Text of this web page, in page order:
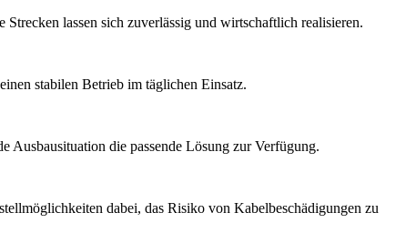
lassen sich zuverlässig und wirtschaftlich realisieren.
stabilen Betrieb im täglichen Einsatz.
Ausbausituation die passende Lösung zur Verfügung.
dabei, das Risiko von Kabelbeschädigungen zu